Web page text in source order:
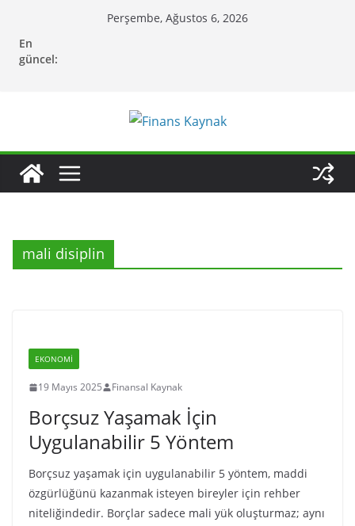
content
Perşembe, Ağustos 6, 2026
En
güncel:
mali disiplin
EKONOMI
19 Mayıs 2025 Finansal Kaynak
Borçsuz Yaşamak İçin
Uygulanabilir 5 Yöntem
Borçsuz yaşamak için uygulanabilir 5 yöntem, maddi
özgürlüğünü kazanmak isteyen bireyler için rehber
niteliğindedir. Borçlar sadece mali yük oluşturmaz; aynı